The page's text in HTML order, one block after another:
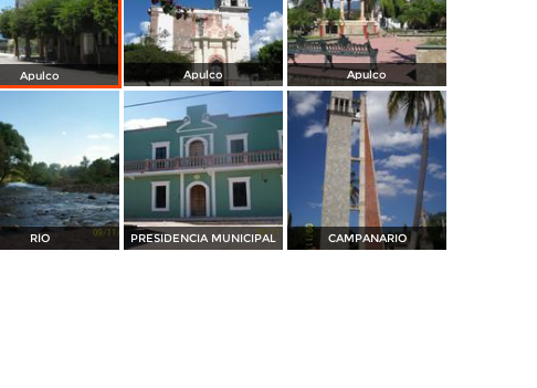
Apulco Apulco Apulco
RÍO PRESIDENCIA MUNICIPAL CAMPANARIO